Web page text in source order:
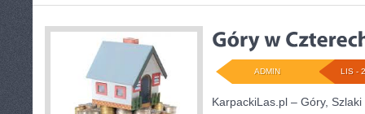
LIS -
ADMIN
KarpackiLas.pl – Góry,